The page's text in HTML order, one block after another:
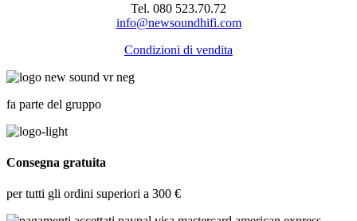
Tel. 080 523.70.72
info@newsoundhifi.com
Condizioni di vendita
fa parte del gruppo
Consegna gratuita
per tutti gli ordini superiori a 300 €